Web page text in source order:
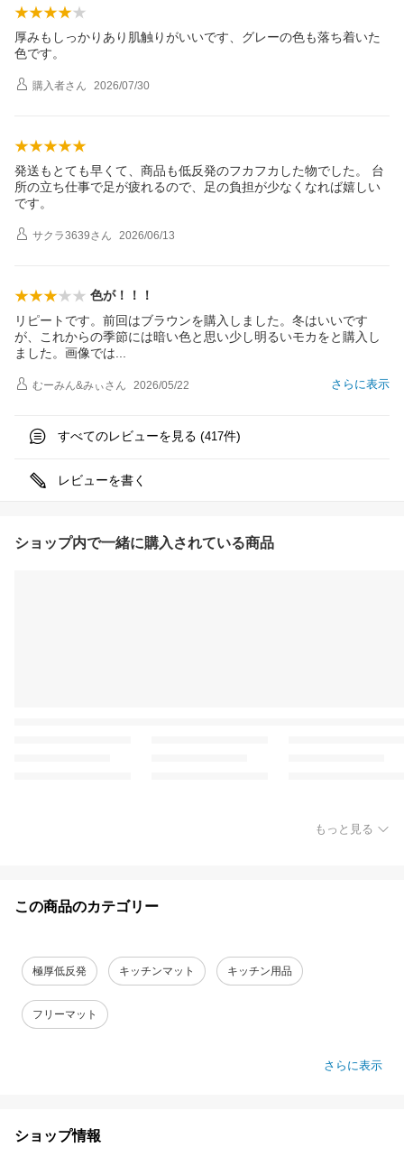
厚みもしっかりあり肌触りがいいです、グレーの色も落ち着いた
色です。
購入者さん 2026/07/30
発送もとても早くて、商品も低反発のフカフカした物でした。 台
所の立ち仕事で足が疲れるので、足の負担が少なくなれば嬉しい
です。
サクラ3639さん 2026/06/13
色が！！！
リピートです。前回はブラウンを購入しました。冬はいいです
が、これからの季節には暗い色と思い少し明るいモカをと購入し
ました。画像では
さらに表示
むーみん&みぃさん 2026/05/22
すべてのレビューを見る (417件)
レビューを書く
ショップ内で一緒に購入されている商品
もっと見る
この商品のカテゴリー
極厚低反発 キッチンマット キッチン用品
フリーマット
さらに表示
ショップ情報